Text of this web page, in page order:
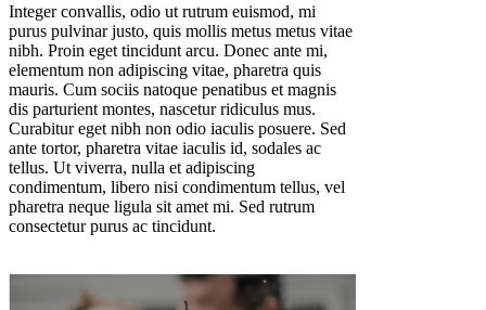
Integer convallis, odio ut rutrum euismod, mi
purus pulvinar justo, quis mollis metus metus vitae
nibh. Proin eget tincidunt arcu. Donec ante mi,
elementum non adipiscing vitae, pharetra quis
mauris. Cum sociis natoque penatibus et magnis
dis parturient montes, nascetur ridiculus mus.
Curabitur eget nibh non odio iaculis posuere. Sed
ante tortor, pharetra vitae iaculis id, sodales ac
tellus. Ut viverra, nulla et adipiscing
condimentum, libero nisi condimentum tellus, vel
pharetra neque ligula sit amet mi. Sed rutrum
consectetur purus ac tincidunt.